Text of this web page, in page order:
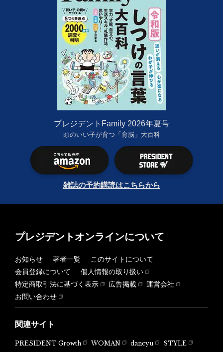
プレジデントFamily 2026年夏号
頭のいい子が育つ「育脳」大百科
雑誌の予約購読はこちらから
プレジデントオンラインについて
お知らせ 著者一覧
このサイトについて
会員登録について
個人情報の取り扱い
特定商取引法に基づく表示
広告掲載
運営会社
お問い合わせ
関連サイト
PRESIDENT Growth WOMAN dancyu
STYLE